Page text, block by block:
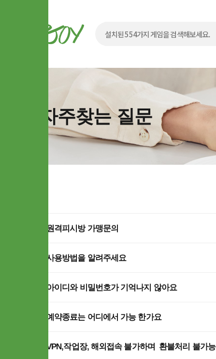
자주찾는 질문
​원격피시방 가맹문의
사용방법을 알려주세요
아이디와 비밀번호가 기억나지 않아요
예약종료는 어디에서 가능 한가요
VPN,작업장, 해외접속 불가하며 환불처리 불가능